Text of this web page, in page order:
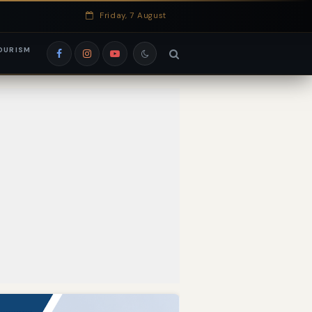
EduRank
Friday, 7 August